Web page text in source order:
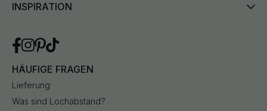
INSPIRATION
HÄUFIGE FRAGEN
Lieferung
Was sind Lochabstand?